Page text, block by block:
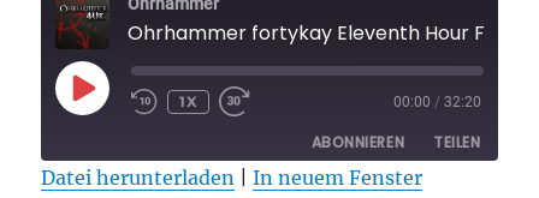
Ohrhammer
Ohrhammer fortykay Eleventh Hour Folge
PLAY
EPISODE
1X 00:00 / 32:20
ABONNIEREN TEILEN
Datei herunterladen |In neuem Fenster